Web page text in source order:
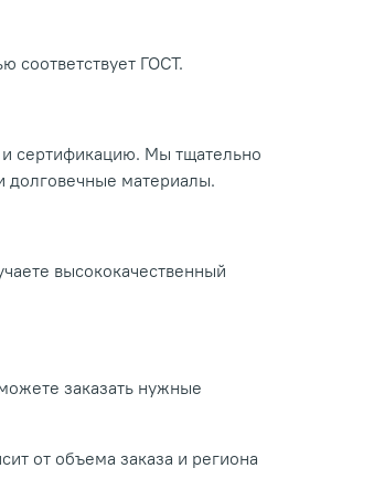
соответствует ГОСТ.
и сертификацию. Мы тщательно
долговечные материалы.
высококачественный
заказать нужные
от объема заказа и региона